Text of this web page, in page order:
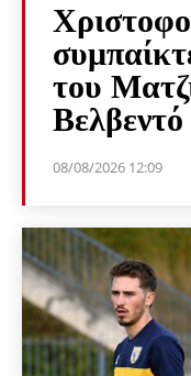
του
08/08/2026 12:09